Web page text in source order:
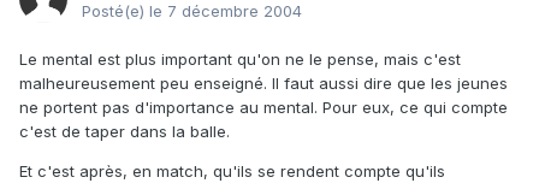
Posté(e) le 7 décembre 2004
Le mental est plus important qu'on ne le pense, mais c'est
malheureusement peu enseigné. Il faut aussi dire que les jeunes
ne portent pas d'importance au mental. Pour eux, ce qui compte
c'est de taper dans la balle.
Et c'est après, en match, qu'ils se rendent compte qu'ils